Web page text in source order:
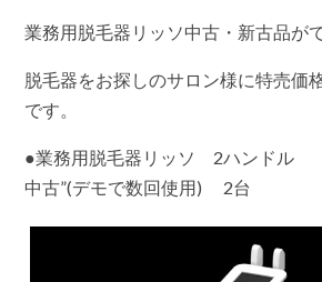
業務用脱毛器リッソ中古・新古品が
脱毛器をお探しのサロン様に特売価
です。
●業務用脱毛器リッソ 2ハンドル
中古”(デモで数回使用) 2台